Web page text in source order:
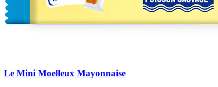
Le Mini Moelleux Mayonnaise